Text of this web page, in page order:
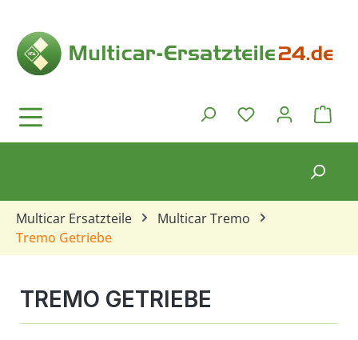
Du hast 0
Multicar Ersatzteile
Multicar Tremo
Tremo Getriebe
TREMO GETRIEBE